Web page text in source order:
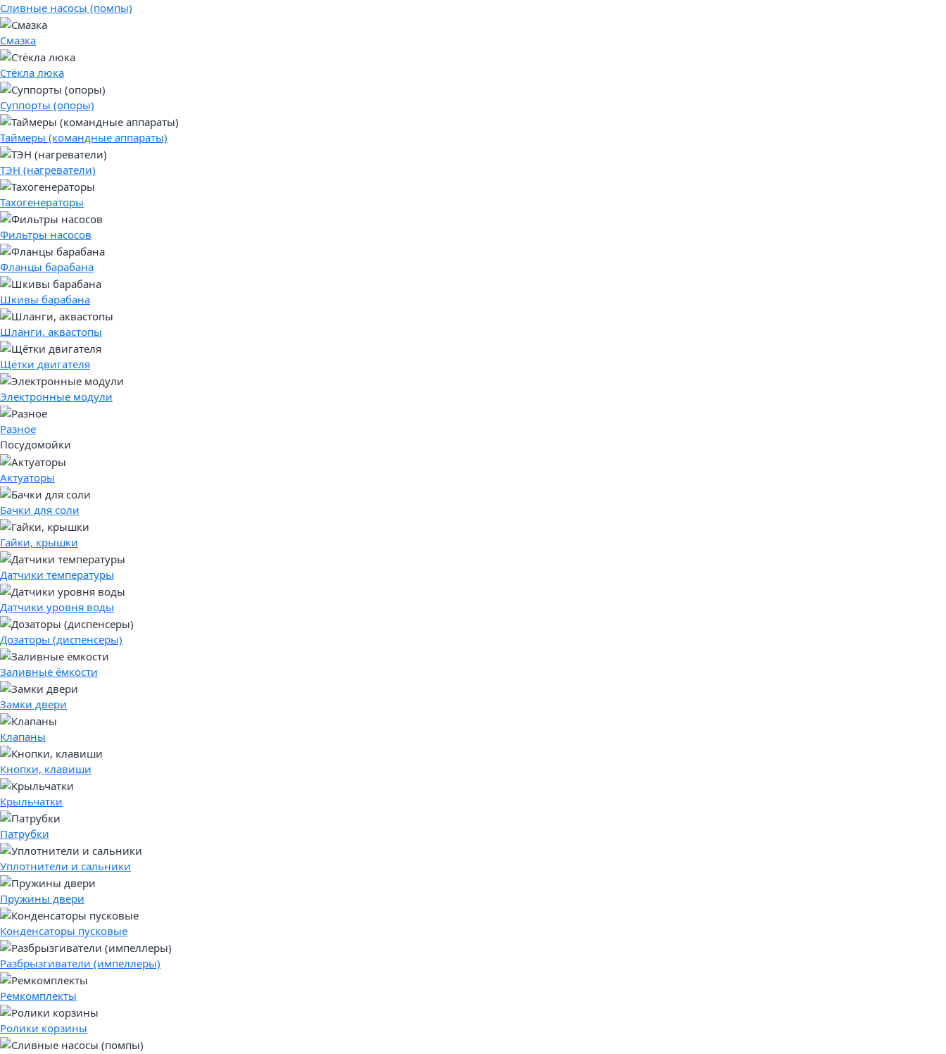
Сливные насосы (помпы)
Смазка
Стёкла люка
Суппорты (опоры)
Таймеры (командные аппараты)
ТЭН (нагреватели)
Тахогенераторы
Фильтры насосов
Фланцы барабана
Шкивы барабана
Шланги, аквастопы
Щётки двигателя
Электронные модули
Разное
Посудомойки
Актуаторы
Бачки для соли
Гайки, крышки
Датчики температуры
Датчики уровня воды
Дозаторы (диспенсеры)
Заливные ёмкости
Замки двери
Клапаны
Кнопки, клавиши
Крыльчатки
Патрубки
Уплотнители и сальники
Пружины двери
Конденсаторы пусковые
Разбрызгиватели (импеллеры)
Ремкомплекты
Ролики корзины